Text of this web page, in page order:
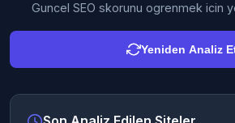
Guncel SEO skorunu ogrenmek icin
Yeniden Analiz